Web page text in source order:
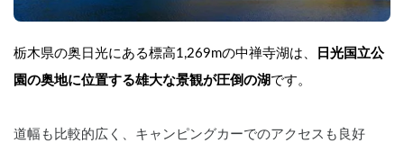
栃木県の奥日光にある標高1,269mの中禅寺湖は、
日光国立公
園の奥地に位置する雄大な景観が圧倒の湖 です。
道幅も比較的広く、キャンピングカーでのアクセスも良好